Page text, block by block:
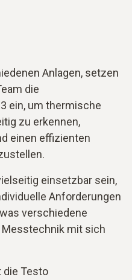
Anlagen, setzen
die
ein, um thermische
zu erkennen,
einen effizienten
einsetzbar sein,
Anforderungen
verschiedene
mit sich
Testo